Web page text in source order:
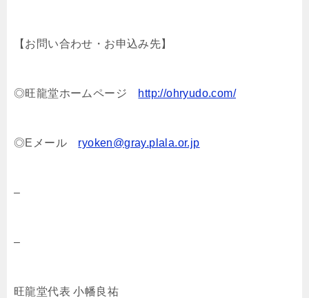
【お問い合わせ・お申込み先】
◎旺龍堂ホームページ http://ohryudo.com/
◎Eメール ryoken@gray.plala.or.jp
–
–
旺龍堂代表 小幡良祐